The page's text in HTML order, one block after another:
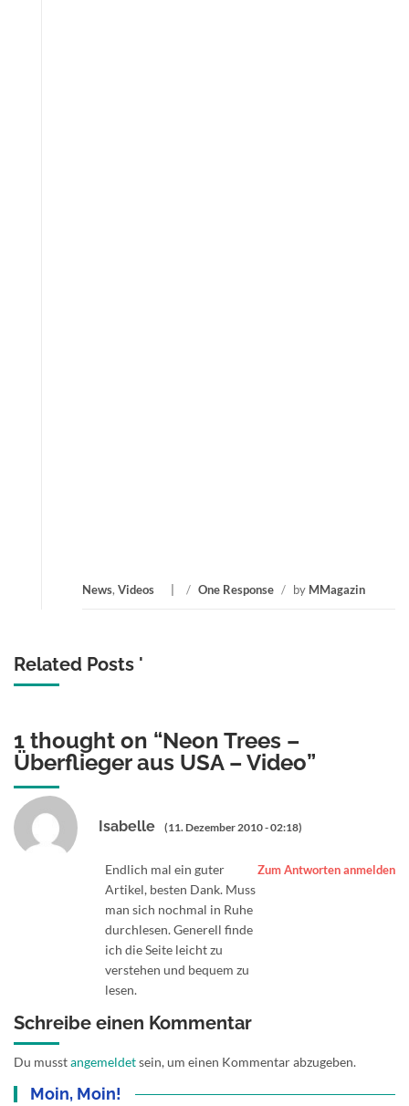
News, Videos / One Response / by MMagazin
Related Posts '
1 thought on “Neon Trees –
Überflieger aus USA – Video”
Isabelle (11. Dezember 2010 - 02:18)
Zum Antworten anmelden
Endlich mal ein guter
Artikel, besten Dank. Muss
man sich nochmal in Ruhe
durchlesen. Generell finde
ich die Seite leicht zu
verstehen und bequem zu
lesen.
Schreibe einen Kommentar
Du musstangemeldetsein, um einen Kommentar abzugeben.
Moin, Moin!